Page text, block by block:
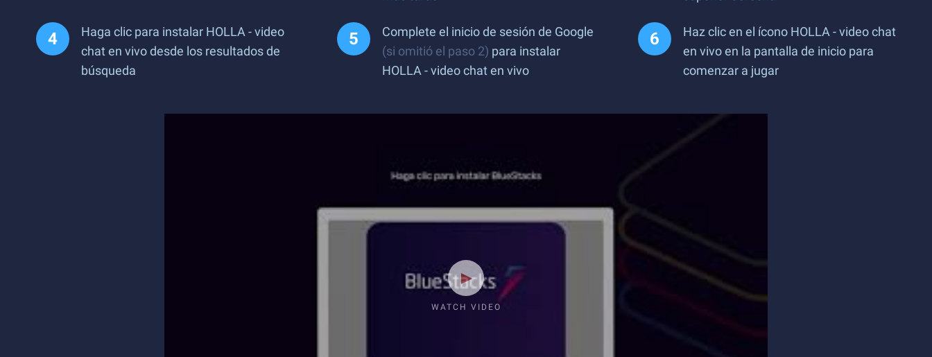
Haga clic para instalar HOLLA - video
chat en vivo desde los resultados de
búsqueda
Complete el inicio de sesión de Google
(si omitió el paso 2) para instalar
HOLLA - video chat en vivo
Haz clic en el ícono HOLLA - video chat
en vivo en la pantalla de inicio para
comenzar a jugar
WATCH VIDEO